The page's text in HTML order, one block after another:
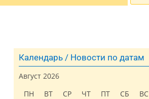
Календарь / Новости по датам
Август 2026
ПН
ВТ СР ЧТ ПТ СБ ВС